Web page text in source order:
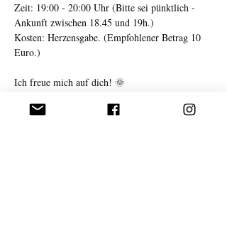
Zeit: 19:00 - 20:00 Uhr (Bitte sei pünktlich -
Ankunft zwischen 18.45 und 19h.)
Kosten: Herzensgabe. (Empfohlener Betrag 10
Euro.)
Ich freue mich auf dich! 🌞
(Wenn du Fragen hast, melde dich bitte direkt